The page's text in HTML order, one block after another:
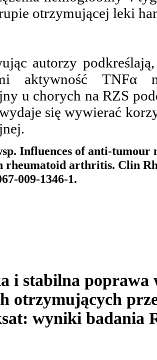
otrzymującej leki
autorzy
aktywność TNFα
u chorych na RZS
się wywierać
Influences of anti-tumour
rheumatoid arthritis. Clin
009-1346-1.
i stabilna poprawa
otrzymujących
wyniki badania